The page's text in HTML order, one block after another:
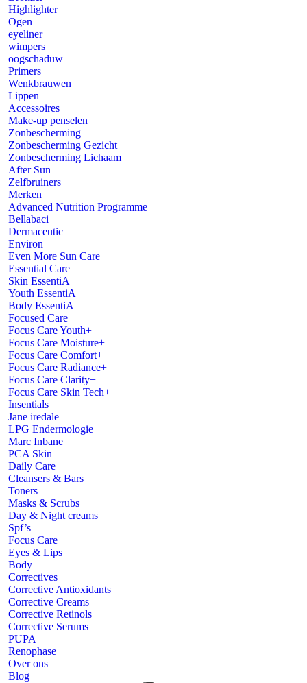
Zonbescherming Lichaam
After Sun
Zelfbruiners
Merken
Advanced Nutrition Programme
Bellabaci
Dermaceutic
Environ
Even More Sun Care+
Essential Care
Skin EssentiA
Youth EssentiA
Body EssentiA
Focused Care
Focus Care Youth+
Focus Care Moisture+
Focus Care Comfort+
Focus Care Radiance+
Focus Care Clarity+
Focus Care Skin Tech+
Insentials
Jane iredale
LPG Endermologie
Marc Inbane
PCA Skin
Daily Care
Cleansers & Bars
Toners
Masks & Scrubs
Day & Night creams
Spf’s
Focus Care
Eyes & Lips
Body
Correctives
Corrective Antioxidants
Corrective Creams
Corrective Retinols
Corrective Serums
PUPA
Renophase
Over ons
Blog
Highlighter
Ogen
eyeliner
wimpers
oogschaduw
Primers
Wenkbrauwen
Lippen
Accessoires
Make-up penselen
Zonbescherming
Zonbescherming Gezicht
Zonbescherming Lichaam
After Sun
Zelfbruiners
Merken
Advanced Nutrition Programme
Bellabaci
Dermaceutic
Environ
Even More Sun Care+
Essential Care
Skin EssentiA
Youth EssentiA
Body EssentiA
Focused Care
Focus Care Youth+
Focus Care Moisture+
Focus Care Comfort+
Focus Care Radiance+
Focus Care Clarity+
Focus Care Skin Tech+
Insentials
Jane iredale
LPG Endermologie
Marc Inbane
PCA Skin
Daily Care
Cleansers & Bars
Toners
Masks & Scrubs
Day & Night creams
Spf’s
Focus Care
Eyes & Lips
Body
Correctives
Corrective Antioxidants
Corrective Creams
Corrective Retinols
Corrective Serums
PUPA
Renophase
Over ons
Blog